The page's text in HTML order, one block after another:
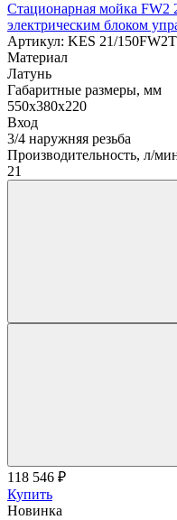
Стационарная мойка FW2
электрическим блоком
Артикул: KES 21/
Материал
Латунь
Габаритные размеры, мм
550х380х220
Вход
3/4 наружняя резьба
Производительность, л/
21
118 546 ₽
Купить
Новинка